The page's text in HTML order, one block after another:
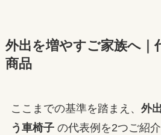
外出を増やすご家族へ｜
商品
ここまでの基準を踏まえ、 外
う車椅子の代表例を2つご紹介